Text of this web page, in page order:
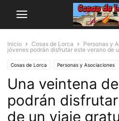
Inicio Cosas de Lorca Personas y
jóvenes podrán disfrutar este verano de
Cosas de Lorca Personas y Asociaciones
Una veintena
podrán
de un viaje